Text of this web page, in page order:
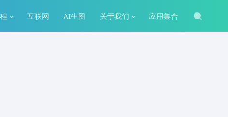
互联网 AI生图 关于我们 应用集合